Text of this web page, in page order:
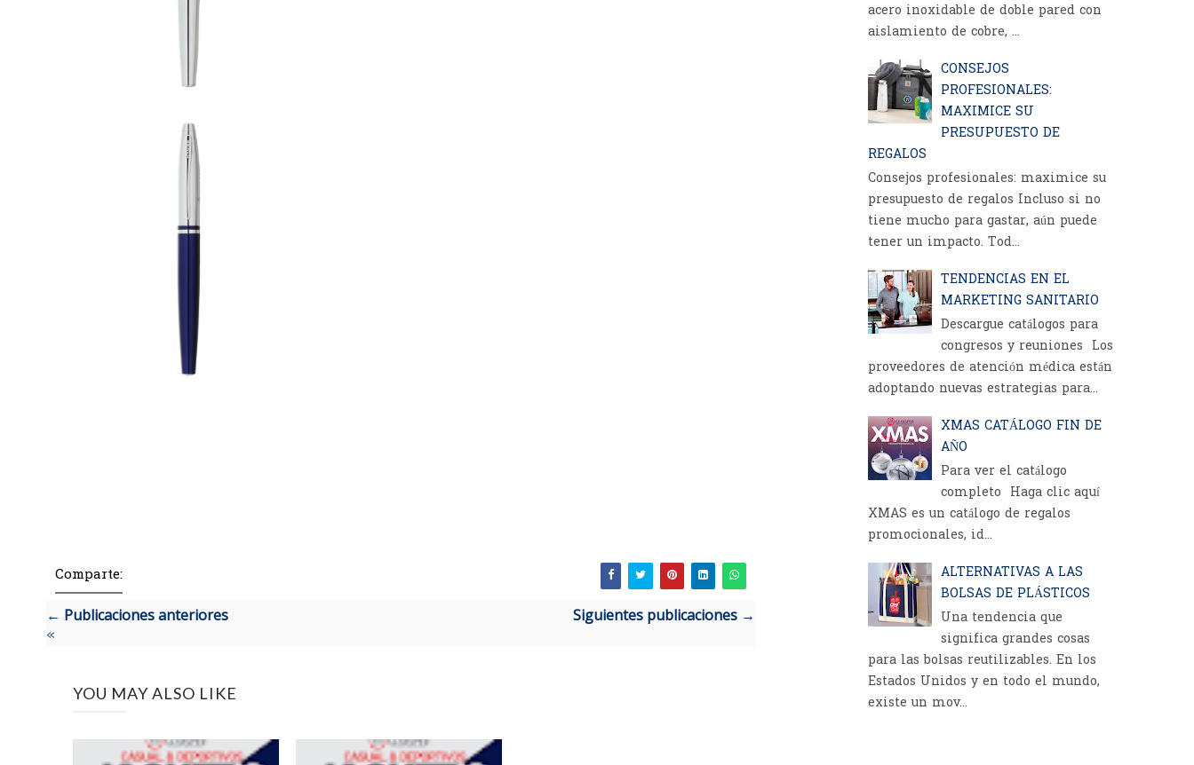
Comparte:
← Publicaciones anteriores
«
Siguientes publicaciones →
YOU MAY ALSO LIKE
acero inoxidable de doble pared con
aislamiento de cobre, ...
CONSEJOS
PROFESIONALES:
MAXIMICE SU
PRESUPUESTO DE
REGALOS
Consejos profesionales: maximice su
presupuesto de regalos Incluso si no
tiene mucho para gastar, aún puede
tener un impacto. Tod...
TENDENCIAS EN EL
MARKETING SANITARIO
Descargue catálogos para
congresos y reuniones Los
proveedores de atención médica están
adoptando nuevas estrategias para...
XMAS CATÁLOGO FIN DE
AÑO
Para ver el catálogo
completo Haga clic aquí
XMAS es un catálogo de regalos
promocionales, id...
ALTERNATIVAS A LAS
BOLSAS DE PLÁSTICOS
Una tendencia que
significa grandes cosas
para las bolsas reutilizables. En los
Estados Unidos y en todo el mundo,
existe un mov...